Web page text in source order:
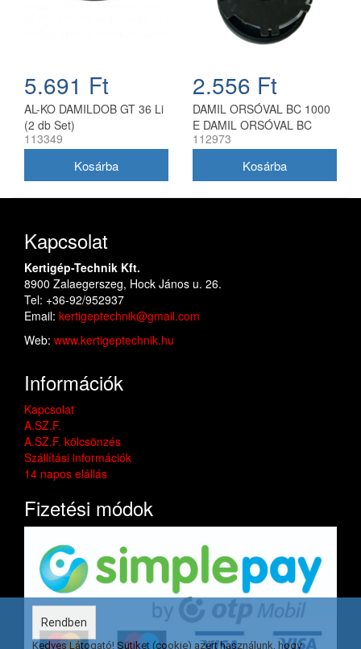
5.691 Ft
AL-KO DAMILDOB GT 36 Li
(2 db Set)
113349
2.556 Ft
DAMIL ORSÓVAL BC 1000
E DAMIL ORSÓVAL BC
1000 E
112973
Kapcsolat
Kertigép-Technik Kft.
8900 Zalaegerszeg, Hock János u. 26.
Tel: +36-92/952937
Email: kertigeptechnik@gmail.com
Web: www.kertigeptechnik.hu
Információk
Kapcsolat
A.SZ.F.
A.SZ.F. kölcsönzés
Szállítási információk
14 napos elállás
Fizetési módok
Rendben
Kedves Látogató! Sütiket (cookie) azért használunk, hogy